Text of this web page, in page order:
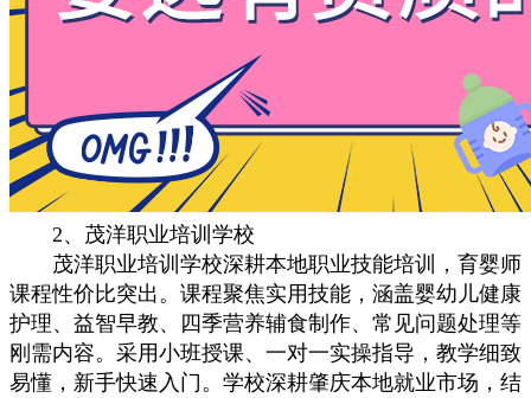
2、茂洋职业培训学校
茂洋职业培训学校深耕本地职业技能培训，育婴师
课程性价比突出。课程聚焦实用技能，涵盖婴幼儿健康
护理、益智早教、四季营养辅食制作、常见问题处理等
刚需内容。采用小班授课、一对一实操指导，教学细致
易懂，新手快速入门。学校深耕肇庆本地就业市场，结